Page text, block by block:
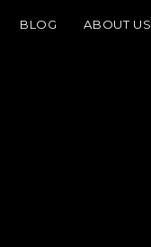
BLOG ABOUT US